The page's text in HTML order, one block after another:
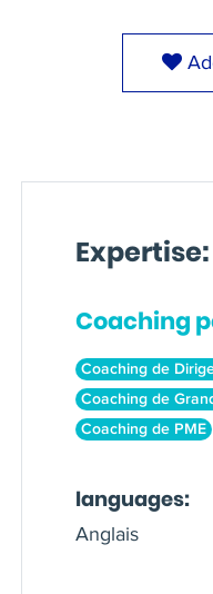
Expertise:
Coaching
Coaching de
Coaching de
Coaching de PME
languages:
Anglais